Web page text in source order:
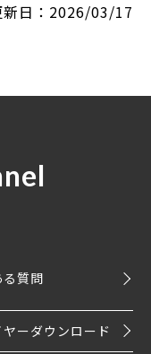
新日：2026/03/17
る質問
ヤーダウンロード